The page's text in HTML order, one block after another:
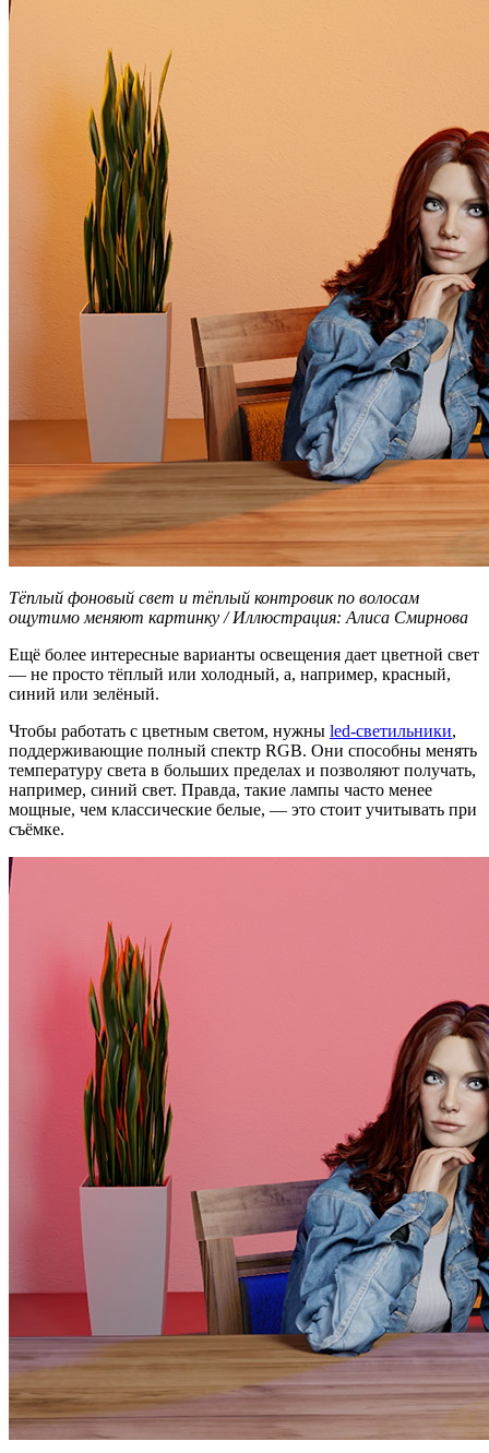
Тёплый фоновый свет и тёплый контровик по волосам
ощутимо меняют картинку / Иллюстрация: Алиса Смирнова
Ещё более интересные варианты освещения дает цветной свет
— не просто тёплый или холодный, а, например, красный,
синий или зелёный.
Чтобы работать с цветным светом, нужны led-светильники,
поддерживающие полный спектр RGB. Они способны менять
температуру света в больших пределах и позволяют получать,
например, синий свет. Правда, такие лампы часто менее
мощные, чем классические белые, — это стоит учитывать при
съёмке.